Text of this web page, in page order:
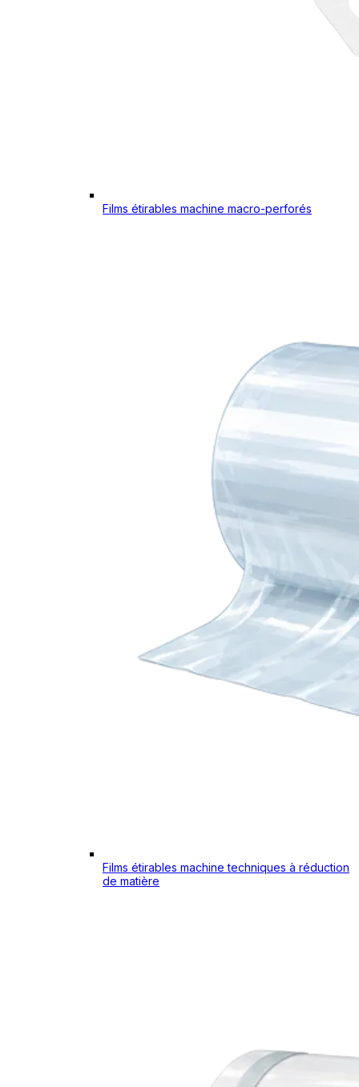
Films étirables machine macro-perforés
Films étirables machine techniques à réduction
de matière